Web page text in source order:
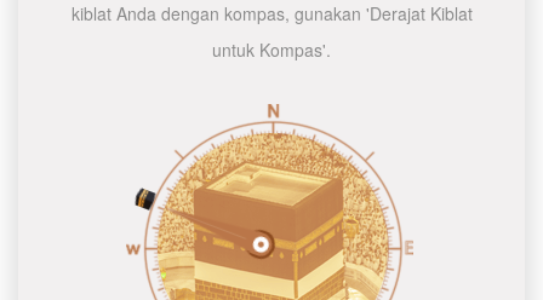
kiblat Anda dengan kompas, gunakan 'Derajat Kiblat
untuk Kompas'.